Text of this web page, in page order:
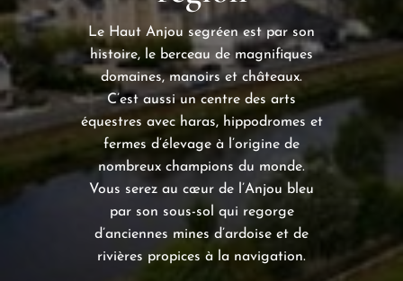
Le Haut Anjou segréen est par son
histoire, le berceau de magnifiques
domaines, manoirs et châteaux.
C’est aussi un centre des arts
équestres avec haras, hippodromes et
fermes d’élevage à l’origine de
nombreux champions du monde.
Vous serez au cœur de l’Anjou bleu
par son sous-sol qui regorge
d’anciennes mines d’ardoise et de
rivières propices à la navigation.